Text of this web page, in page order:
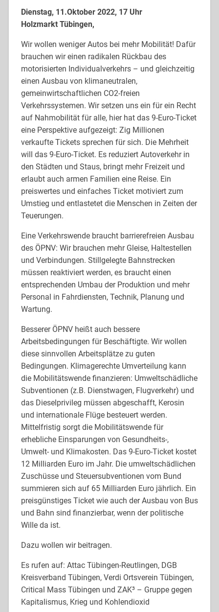
Dienstag, 11.Oktober 2022, 17 Uhr
Holzmarkt Tübingen,
Wir wollen weniger Autos bei mehr Mobilität! Dafür
brauchen wir einen radikalen Rückbau des
motorisierten Individualverkehrs – und gleichzeitig
einen Ausbau von klimaneutralen,
gemeinwirtschaftlichen CO2-freien
Verkehrssystemen. Wir setzen uns ein für ein Recht
auf Nahmobilität für alle, hier hat das 9-Euro-Ticket
eine Perspektive aufgezeigt: Zig Millionen
verkaufte Tickets sprechen für sich. Die Mehrheit
will das 9-Euro-Ticket. Es reduziert Autoverkehr in
den Städten und Staus, bringt mehr Freizeit und
erlaubt auch armen Familien eine Reise. Ein
preiswertes und einfaches Ticket motiviert zum
Umstieg und entlastetet die Menschen in Zeiten der
Teuerungen.
Eine Verkehrswende braucht barrierefreien Ausbau
des ÖPNV: Wir brauchen mehr Gleise, Haltestellen
und Verbindungen. Stillgelegte Bahnstrecken
müssen reaktiviert werden, es braucht einen
entsprechenden Umbau der Produktion und mehr
Personal in Fahrdiensten, Technik, Planung und
Wartung.
Besserer ÖPNV heißt auch bessere
Arbeitsbedingungen für Beschäftigte. Wir wollen
diese sinnvollen Arbeitsplätze zu guten
Bedingungen. Klimagerechte Umverteilung kann
die Mobilitätswende finanzieren: Umweltschädliche
Subventionen (z.B. Dienstwagen, Flugverkehr) und
das Dieselprivileg müssen abgeschafft, Kerosin
und internationale Flüge besteuert werden.
Mittelfristig sorgt die Mobilitätswende für
erhebliche Einsparungen von Gesundheits-,
Umwelt- und Klimakosten. Das 9-Euro-Ticket kostet
12 Milliarden Euro im Jahr. Die umweltschädlichen
Zuschüsse und Steuersubventionen vom Bund
summieren sich auf 65 Milliarden Euro jährlich. Ein
preisgünstiges Ticket wie auch der Ausbau von Bus
und Bahn sind finanzierbar, wenn der politische
Wille da ist.
Dazu wollen wir beitragen.
Es rufen auf: Attac Tübingen-Reutlingen, DGB
Kreisverband Tübingen, Verdi Ortsverein Tübingen,
Critical Mass Tübingen und ZAK³ – Gruppe gegen
Kapitalismus, Krieg und Kohlendioxid